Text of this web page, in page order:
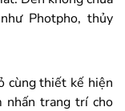
Photpho, thủy
cùng thiết kế hiện
nhấn trang trí cho